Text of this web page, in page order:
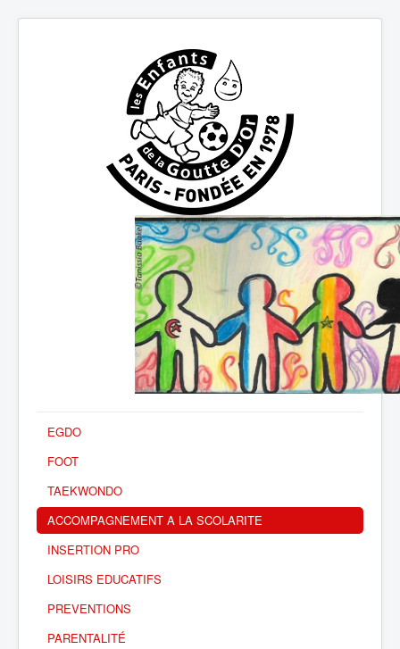
EGDO
FOOT
TAEKWONDO
ACCOMPAGNEMENT A LA SCOLARITE
INSERTION PRO
LOISIRS EDUCATIFS
PREVENTIONS
PARENTALITÉ